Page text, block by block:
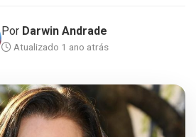
Por Darwin Andrade
Atualizado 1 ano atrás